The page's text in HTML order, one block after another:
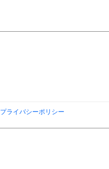
プライバシーポリシー